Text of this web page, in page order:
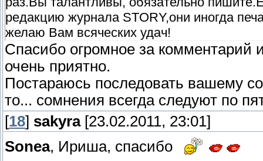
редакцию журнала STORY,они иногда
желаю Вам всяческих удач!
Спасибо огромное за комментарий
очень приятно.
Постараюсь последовать вашему
то... сомнения всегда следуют по
[18] sakyra[23.02.2011, 23:01]
Sonea, Ириша, спасибо